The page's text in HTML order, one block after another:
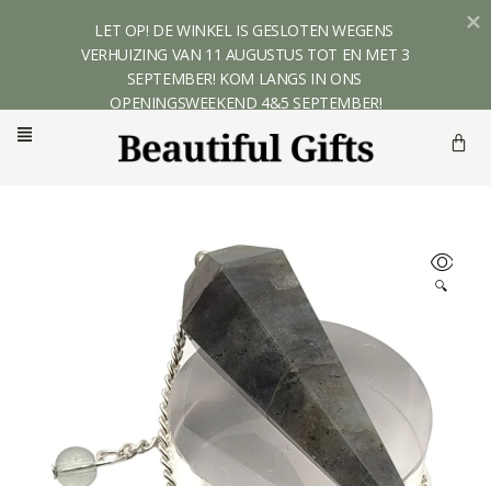
🔍
LET OP! DE WINKEL IS GESLOTEN WEGENS
VERHUIZING VAN 11 AUGUSTUS TOT EN MET 3
SEPTEMBER! KOM LANGS IN ONS
OPENINGSWEEKEND 4&5 SEPTEMBER!